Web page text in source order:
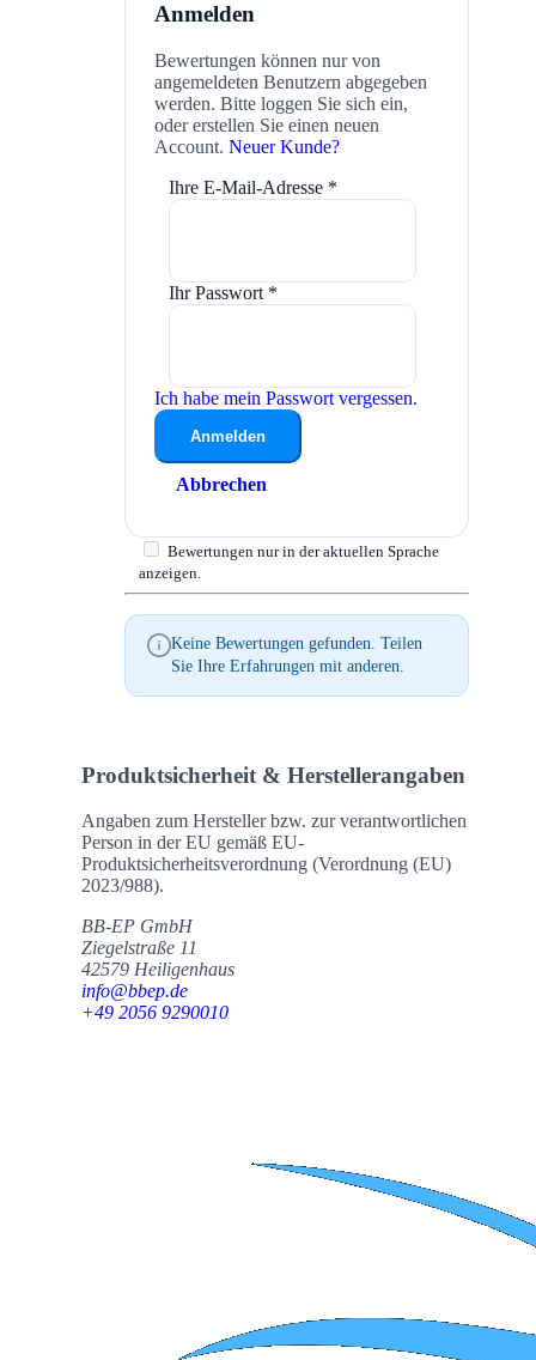
Anmelden
Bewertungen können nur von
angemeldeten Benutzern abgegeben
werden. Bitte loggen Sie sich ein,
oder erstellen Sie einen neuen
Account. Neuer Kunde?
Ihre E-Mail-Adresse *
Ihr Passwort *
Ich habe mein Passwort vergessen.
Anmelden
Abbrechen
Bewertungen nur in der aktuellen Sprache
anzeigen.
Keine Bewertungen gefunden. Teilen
Sie Ihre Erfahrungen mit anderen.
Produktsicherheit & Herstellerangaben
Angaben zum Hersteller bzw. zur verantwortlichen
Person in der EU gemäß EU-
Produktsicherheitsverordnung (Verordnung (EU)
2023/988).
BB-EP GmbH
Ziegelstraße 11
42579 Heiligenhaus
info@bbep.de
+49 2056 9290010